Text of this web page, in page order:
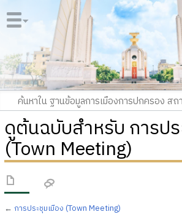
ดูต้นฉบับสำหรับ การป
(Town Meeting)
← การประชุมเมือง (Town Meeting)